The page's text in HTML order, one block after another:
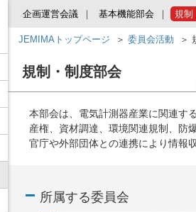
企画運営会議 基本機能部会 規制
JEMIMAトップページ 委員会活動
規制・制度部会
本部会は、電気計測器産業に関連す
産権、資材調達、環境関連規制、防
官庁や外部団体との連携により情報
所属する委員会